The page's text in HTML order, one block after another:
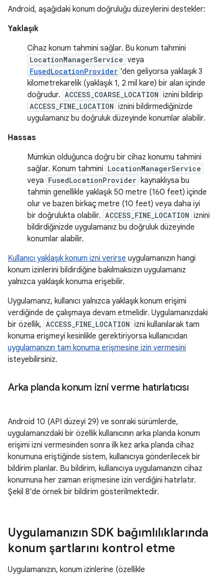
Android, aşağıdaki konum doğruluğu düzeylerini destekler:
Yaklaşık
Cihaz konum tahmini sağlar. Bu konum tahmini
LocationManagerService veya
FusedLocationProvider 'den geliyorsa yaklaşık 3
kilometrekarelik (yaklaşık 1, 2 mil kare) bir alan içinde
doğrudur. ACCESS_COARSE_LOCATION iznini bildirip
ACCESS_FINE_LOCATION iznini bildirmediğinizde
uygulamanız bu doğruluk düzeyinde konumlar alabilir.
Hassas
Mümkün olduğunca doğru bir cihaz konumu tahmini
sağlar. Konum tahmini LocationManagerService
veya FusedLocationProvider kaynaklıysa bu
tahmin genellikle yaklaşık 50 metre (160 feet) içinde
olur ve bazen birkaç metre (10 feet) veya daha iyi
bir doğrulukta olabilir. ACCESS_FINE_LOCATION iznini
bildirdiğinizde uygulamanız bu doğruluk düzeyinde
konumlar alabilir.
Kullanıcı yaklaşık konum izni verirse uygulamanızın hangi
konum izinlerini bildirdiğine bakılmaksızın uygulamanız
yalnızca yaklaşık konuma erişebilir.
Uygulamanız, kullanıcı yalnızca yaklaşık konum erişimi
verdiğinde de çalışmaya devam etmelidir. Uygulamanızdaki
bir özellik, ACCESS_FINE_LOCATION izni kullanılarak tam
konuma erişmeyi kesinlikle gerektiriyorsa kullanıcıdan
uygulamanızın tam konuma erişmesine izin vermesini
isteyebilirsiniz.
Arka planda konum izni verme hatırlatıcısı
Android 10 (API düzeyi 29) ve sonraki sürümlerde,
uygulamanızdaki bir özellik kullanıcının arka planda konum
erişimi izni vermesinden sonra ilk kez arka planda cihaz
konumuna eriştiğinde sistem, kullanıcıya gönderilecek bir
bildirim planlar. Bu bildirim, kullanıcıya uygulamanızın cihaz
konumuna her zaman erişmesine izin verdiğini hatırlatır.
Şekil 8'de örnek bir bildirim gösterilmektedir.
Uygulamanızın SDK bağımlılıklarında
konum şartlarını kontrol etme
Uygulamanızın, konum izinlerine (özellikle